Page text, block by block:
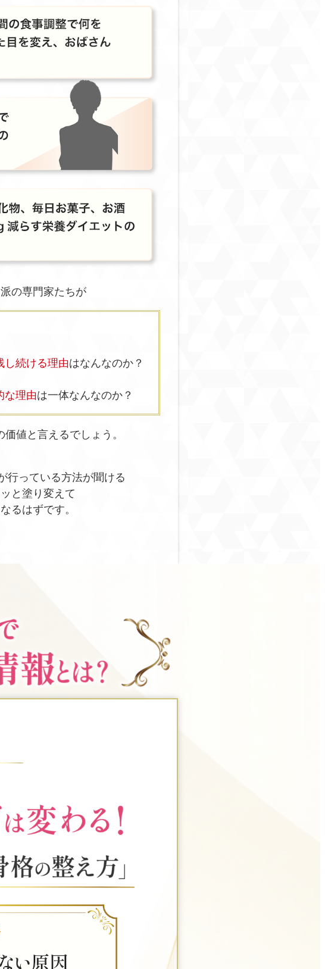
の専門家たちが
し続ける理由はなんなのか？
な理由は一体なんなのか？
値と言えるでしょう。
行っている方法が聞ける
と塗り変えて
るはずです。